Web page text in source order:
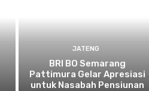
JATENG
BRI BO Semarang
Pattimura Gelar Apresiasi
untuk Nasabah Pensiunan